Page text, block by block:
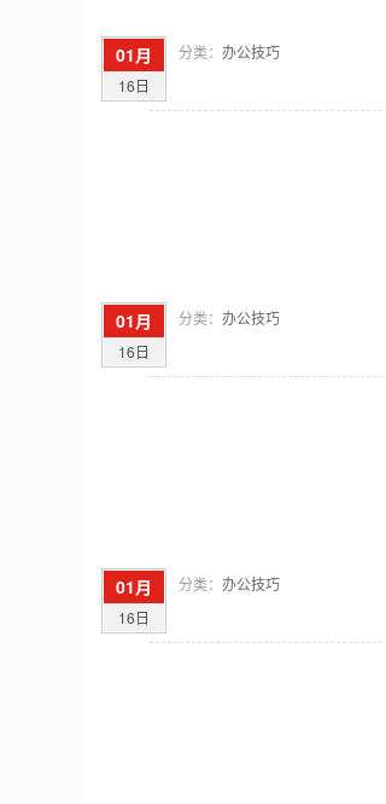
01月
16日
分类： 办公技巧
01月
16日
分类： 办公技巧
01月
16日
分类： 办公技巧